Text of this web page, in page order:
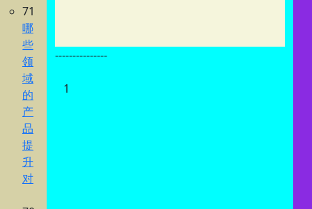
71
哪
些
领
域
的
产
品
提
升
对
---------------
1